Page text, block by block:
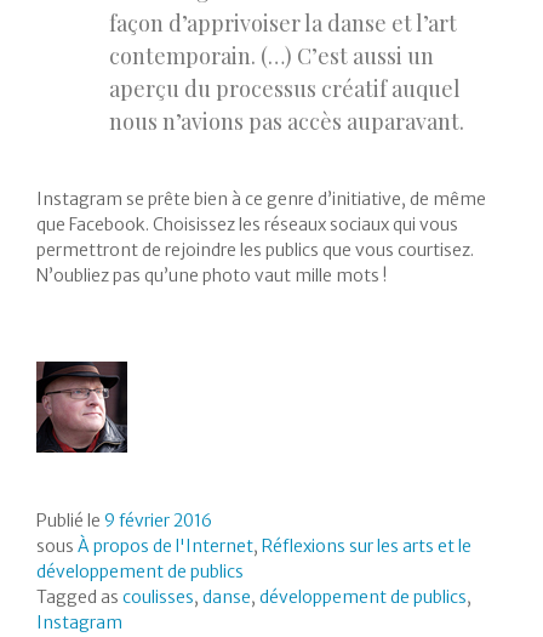
façon d’apprivoiser la danse et l’art
contemporain. (…) C’est aussi un
aperçu du processus créatif auquel
nous n’avions pas accès auparavant.
Instagram se prête bien à ce genre d’initiative, de même
que Facebook. Choisissez les réseaux sociaux qui vous
permettront de rejoindre les publics que vous courtisez.
N’oubliez pas qu’une photo vaut mille mots !
Publié le 9 février 2016
sous À propos de l'Internet, Réflexions sur les arts et le
développement de publics
Tagged as coulisses, danse, développement de publics,
Instagram